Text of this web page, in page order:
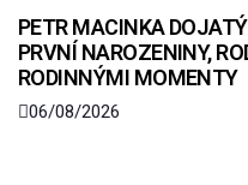
PETR MACINKA
PRVNÍ NAROZENINY,
RODINNÝMI MOMENTY
06/08/2026